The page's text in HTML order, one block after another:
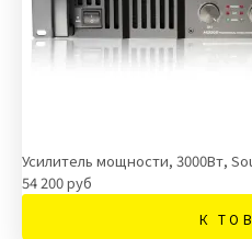
Усилитель мощности, 3000Вт,
54 200 руб
К